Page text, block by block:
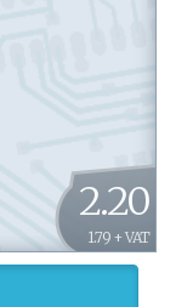
2.20
1.79 + VAT